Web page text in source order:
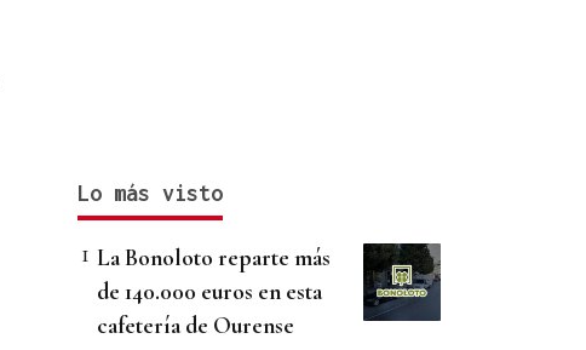
Lo más visto
La Bonoloto reparte más
de 140.000 euros en esta
cafetería de Ourense